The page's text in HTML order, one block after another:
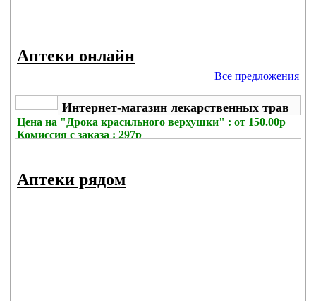
Аптеки онлайн
Все предложения
Интернет-магазин лекарственных трав
Цена на "Дрока красильного верхушки" : от 150.00р
Комиссия с заказа : 297р
Аптеки рядом